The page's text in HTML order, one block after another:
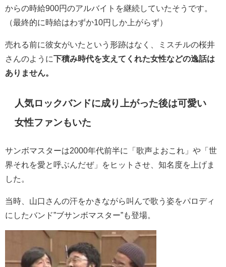
からの時給900円のアルバイトを継続していたそうです。
（最終的に時給はわずか10円しか上がらず）
売れる前に彼女がいたという形跡はなく、ミスチルの桜井
さんのように下積み時代を支えてくれた女性などの逸話は
ありません。
人気ロックバンドに成り上がった後は可愛い
女性ファンもいた
サンボマスターは2000年代前半に「歌声よおこれ」や「世
界それを愛と呼ぶんだぜ」をヒットさせ、知名度を上げま
した。
当時、山口さんの汗をかきながら叫んで歌う姿をパロディ
にしたバンド”ブサンボマスター”も登場。